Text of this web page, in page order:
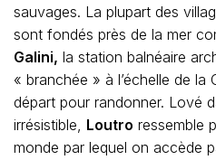
sauvages. La plupart des
sont fondés près de la mer
Galini, la station balnéaire
« branchée » à l’échelle de
départ pour randonner. Lové
irrésistible, Loutro ressemble
monde par lequel on accède